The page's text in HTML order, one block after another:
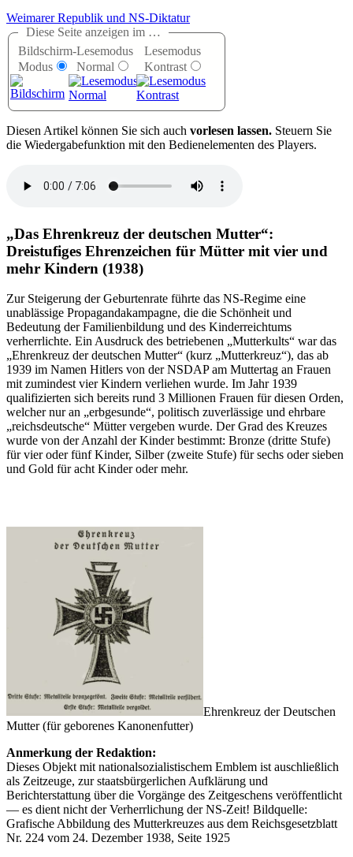
Weimarer Republik und NS-Diktatur
Diese Seite anzeigen im …
Bildschirm-
Modus
Lesemodus
Normal
Lesemodus
Kontrast
Diesen Artikel können Sie sich auch vorlesen lassen. Steuern Sie
die Wiedergabefunktion mit den Bedienelementen des Players.
Das Ehrenkreuz der deutschen Mutter :
Dreistufiges Ehrenzeichen für Mütter mit vier und
mehr Kindern (1938)
Zur Steigerung der Geburtenrate führte das NS-Regime eine
unablässige Propagandakampagne, die die Schönheit und
Bedeutung der Familienbildung und des Kinderreichtums
verherrlichte. Ein Ausdruck des betriebenen
Mutterkults
war das
Ehrenkreuz der deutschen Mutter
(kurz Mutterkreuz ), das ab
1939 im Namen Hitlers von der NSDAP am Muttertag an Frauen
mit zumindest vier Kindern verliehen wurde. Im Jahr 1939
qualifizierten sich bereits rund 3 Millionen Frauen für diesen Orden,
welcher nur an
erbgesunde , politisch zuverlässige und ehrbare
reichsdeutsche
Mütter vergeben wurde. Der Grad des Kreuzes
wurde von der Anzahl der Kinder bestimmt: Bronze (dritte Stufe)
für vier oder fünf Kinder, Silber (zweite Stufe) für sechs oder sieben
und Gold für acht Kinder oder mehr.
Ehrenkreuz der Deutschen
Mutter (für geborenes Kanonenfutter)
Anmerkung der Redaktion:
Dieses Objekt mit nationalsozialistischem Emblem ist auschließlich
als Zeitzeuge, zur staatsbürgerlichen Aufklärung und
Berichterstattung über die Vorgänge des Zeitgeschens veröffentlicht
— es dient nicht der Verherrlichung der NS-Zeit! Bildquelle:
Grafische Abbildung des Mutterkreuzes aus dem Reichsgesetzblatt
Nr. 224 vom 24. Dezember 1938, Seite 1925